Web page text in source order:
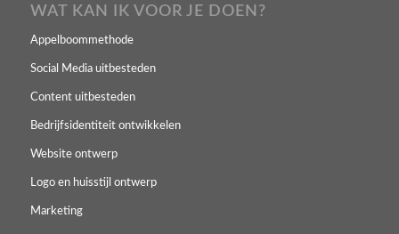
WAT KAN IK VOOR JE DOEN?
Appelboommethode
Social Media uitbesteden
Content uitbesteden
Bedrijfsidentiteit ontwikkelen
Website ontwerp
Logo en huisstijl ontwerp
Marketing